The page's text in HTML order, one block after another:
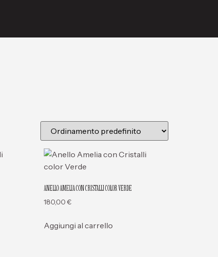
ANELLO AMELIA CON CRISTALLI COLOR VERDE
180,00€
Aggiungi al carrello